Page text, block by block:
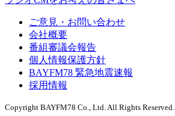
ご意見・お問い合わせ
会社概要
番組審議会報告
個人情報保護方針
BAYFM78 緊急地震速報
採用情報
Copyright BAYFM78 Co., Ltd. All Rights Reserved.